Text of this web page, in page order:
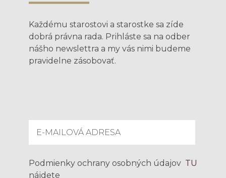
Každému starostovi a starostke sa zíde
dobrá právna rada. Prihláste sa na odber
nášho newslettra a my vás nimi budeme
pravidelne zásobovať.
Podmienky ochrany osobných údajov
nájdete
TU